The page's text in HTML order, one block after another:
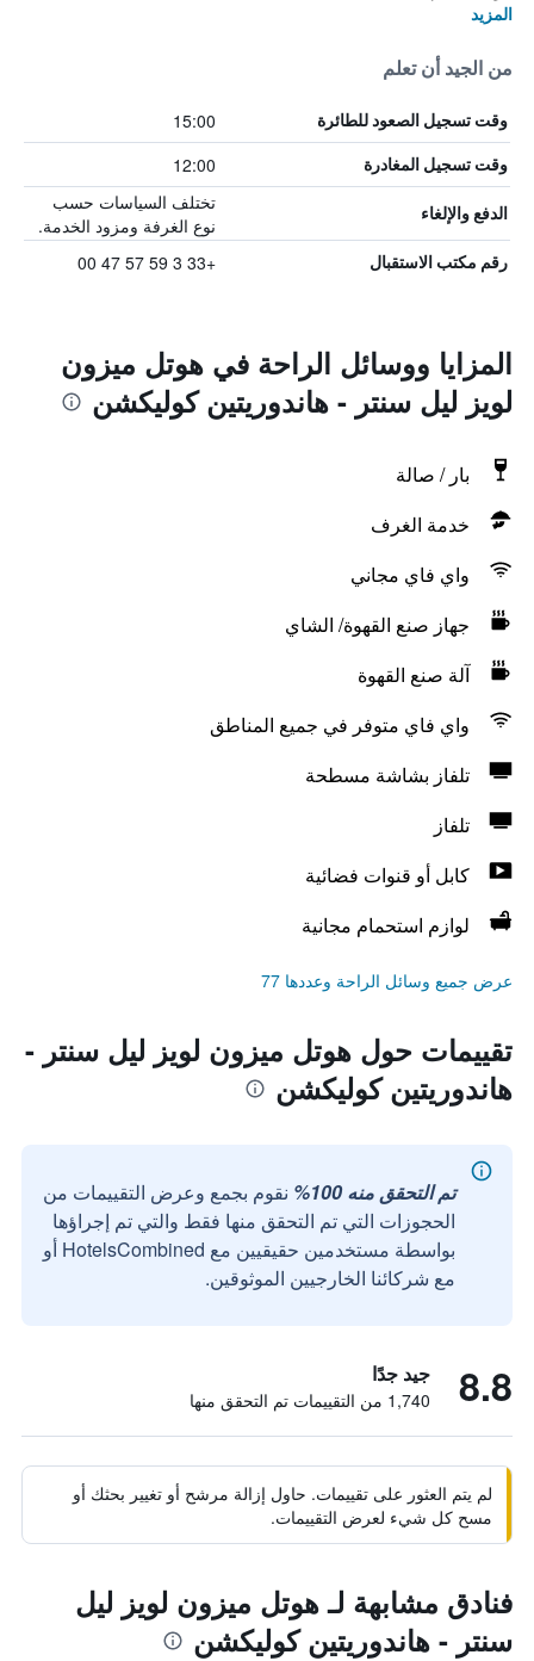
المزيد
من الجيد أن تعلم
وقت تسجيل الصعود للطائرة 15:00
وقت تسجيل المغادرة 12:00
الدفع والإلغاء
تختلف السياسات حسب
نوع الغرفة ومزود الخدمة.
رقم مكتب الاستقبال +33 3 59 57 47 00
المزايا ووسائل الراحة في هوتل ميزون
لويز ليل سنتر - هاندوريتين كوليكشن
بار / صالة
خدمة الغرف
واي فاي مجاني
جهاز صنع القهوة/ الشاي
آلة صنع القهوة
واي فاي متوفر في جميع المناطق
تلفاز بشاشة مسطحة
تلفاز
كابل أو قنوات فضائية
لوازم استحمام مجانية
عرض جميع وسائل الراحة وعددها 77
تقييمات حول هوتل ميزون لويز ليل سنتر -
هاندوريتين كوليكشن
تم التحقق منه 100%
نقوم بجمع وعرض التقييمات من
الحجوزات التي تم التحقق منها فقط والتي تم إجراؤها
بواسطة مستخدمين حقيقيين مع HotelsCombined أو
مع شركائنا الخارجيين الموثوقين.
8.8 جيد جدًا
1,740 من التقييمات تم التحقق منها
لم يتم العثور على تقييمات. حاول إزالة مرشح أو تغيير بحثك أو
مسح كل شيء لعرض التقييمات.
فنادق مشابهة لـ هوتل ميزون لويز ليل
سنتر - هاندوريتين كوليكشن